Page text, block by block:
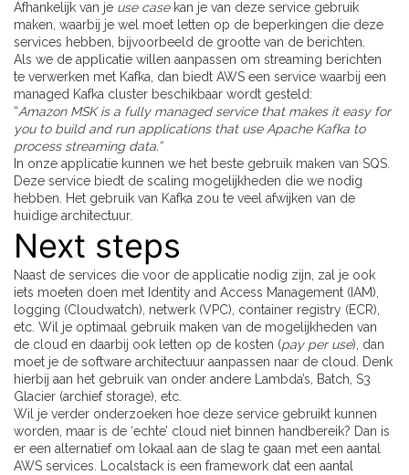
Afhankelijk van je use casekan je van deze service gebruik
maken, waarbij je wel moet letten op de beperkingen die deze
services hebben, bijvoorbeeld de grootte van de berichten.
Als we de applicatie willen aanpassen om streaming berichten
te verwerken met Kafka, dan biedt AWS een service waarbij een
managed Kafka cluster beschikbaar wordt gesteld:
“Amazon MSK is a fully managed service that makes it easy for
you to build and run applications that use Apache Kafka to
process streaming data.”
In onze applicatie kunnen we het beste gebruik maken van SQS.
Deze service biedt de scaling mogelijkheden die we nodig
hebben. Het gebruik van Kafka zou te veel afwijken van de
huidige architectuur.
Next steps
Naast de services die voor de applicatie nodig zijn, zal je ook
iets moeten doen met Identity and Access Management (IAM),
logging (Cloudwatch), netwerk (VPC), container registry (ECR),
etc. Wil je optimaal gebruik maken van de mogelijkheden van
de cloud en daarbij ook letten op de kosten (pay per use), dan
moet je de software architectuur aanpassen naar de cloud. Denk
hierbij aan het gebruik van onder andere Lambda’s, Batch, S3
Glacier (archief storage), etc.
Wil je verder onderzoeken hoe deze service gebruikt kunnen
worden, maar is de ‘echte’ cloud niet binnen handbereik? Dan is
er een alternatief om lokaal aan de slag te gaan met een aantal
AWS services. Localstack is een framework dat een aantal